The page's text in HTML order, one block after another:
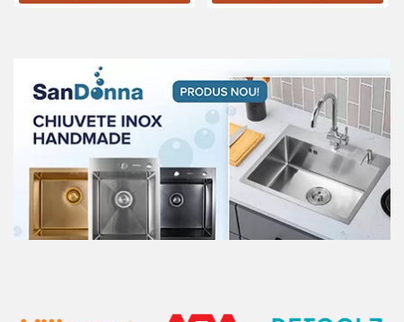
1150 lei
Baterie bucatarie Sandonna NERA
(Auriu)
Art:VOR58868